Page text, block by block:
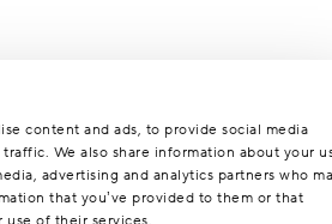
content and ads, to provide social media
We also share information about your
advertising and analytics partners who
that you’ve provided to them or that